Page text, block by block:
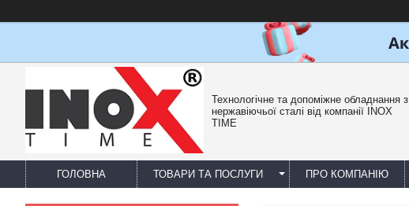
Технологічне та допоміжне обладнання з
нержавіючьої сталі від компанії INOX
TIME
ГОЛОВНА ТОВАРИ ТА ПОСЛУГИ ПРО КОМПАНІЮ